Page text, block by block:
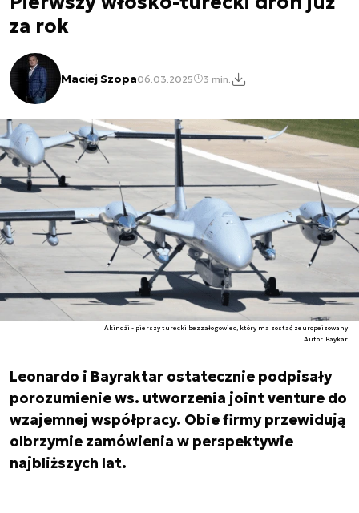
za rok
Maciej Szopa06.03.2025 3 min.
Akindżi - pierszy turecki bezzałogowiec, który ma zostać zeuropeizowany
Autor. Baykar
Leonardo i Bayraktar ostatecznie podpisały
porozumienie ws. utworzenia joint venture do
wzajemnej współpracy. Obie firmy przewidują
olbrzymie zamówienia w perspektywie
najbliższych lat.